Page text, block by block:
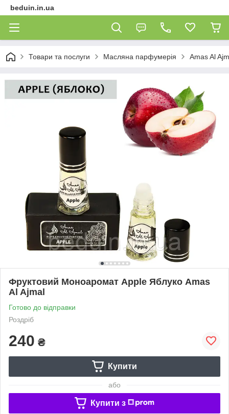
beduin.in.ua
Товари та послуги Масляна парфумерія Amas Al
Фруктовий Моноаромат Apple Яблуко Amas
Al Ajmal
Готово до відправки
Роздріб
240 ₴
Купити
або
Купити з